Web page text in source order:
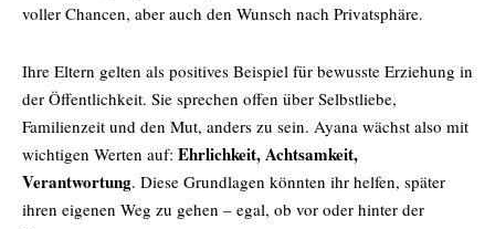
voller Chancen, aber auch den Wunsch nach Privatsphäre.
Ihre Eltern gelten als positives Beispiel für bewusste Erziehung in
der Öffentlichkeit. Sie sprechen offen über Selbstliebe,
Familienzeit und den Mut, anders zu sein. Ayana wächst also mit
wichtigen Werten auf: Ehrlichkeit, Achtsamkeit,
Verantwortung. Diese Grundlagen könnten ihr helfen, später
ihren eigenen Weg zu gehen – egal, ob vor oder hinter der